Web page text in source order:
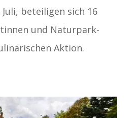
beteiligen sich 16
und Naturpark-
Aktion.